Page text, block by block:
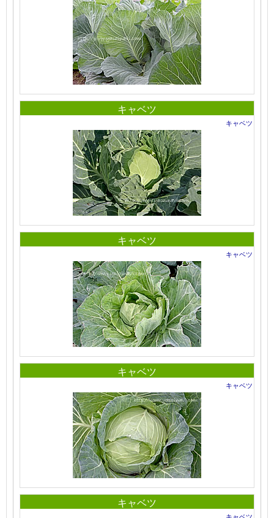
キャベツ
キャベツ
キャベツ
キャベツ
キャベツ
キャベツ
キャベツ